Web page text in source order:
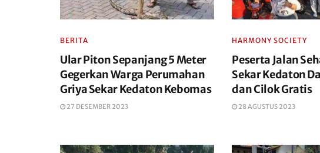
BERITA
Ular Piton Sepanjang 5 Meter
Gegerkan Warga Perumahan
Griya Sekar Kedaton Kebomas
27 DESEMBER 2023
HARMONY SOCIETY
Peserta Jalan
Sekar Kedaton
dan Cilok Gratis
28 AGUSTUS 2023